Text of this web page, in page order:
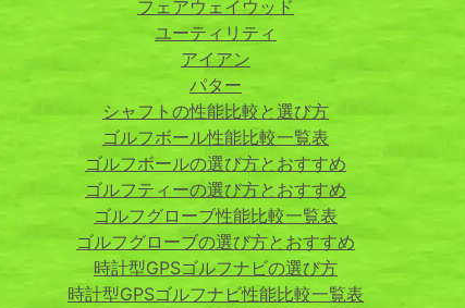
フェアウェイウッド
ユーティリティ
アイアン
パター
シャフトの性能比較と選び方
ゴルフボール性能比較一覧表
ゴルフボールの選び方とおすすめ
ゴルフティーの選び方とおすすめ
ゴルフグローブ性能比較一覧表
ゴルフグローブの選び方とおすすめ
時計型GPSゴルフナビの選び方
時計型GPSゴルフナビ性能比較一覧表